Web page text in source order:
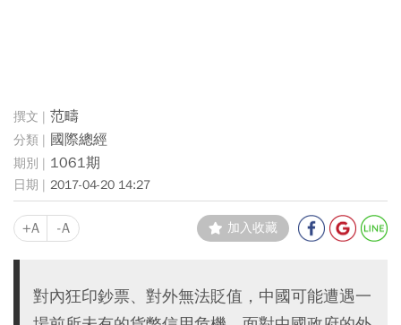
范疇
國際總經
1061期
2017-04-20 14:27
+A -A 加入收藏
對內狂印鈔票、對外無法貶值，中國可能遭遇一